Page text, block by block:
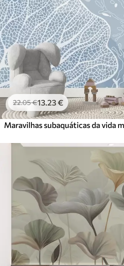
22.05€13.23€
Maravilhas subaquáticas da vida